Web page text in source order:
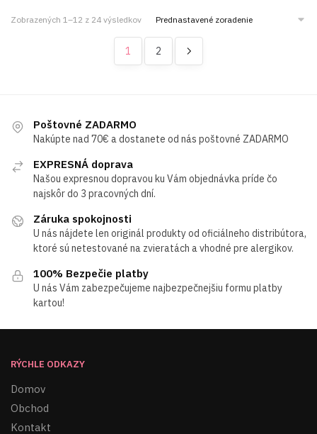
Zobrazených 1–12 z 24 výsledkov
1 2
Poštovné ZADARMO
Nakúpte nad 70€ a dostanete od nás poštovné ZADARMO
EXPRESNÁ doprava
Našou expresnou dopravou ku Vám objednávka príde čo
najskôr do 3 pracovných dní.
Záruka spokojnosti
U nás nájdete len originál produkty od oficiálneho distribútora,
ktoré sú netestované na zvieratách a vhodné pre alergikov.
100% Bezpečie platby
U nás Vám zabezpečujeme najbezpečnejšiu formu platby
kartou!
RÝCHLE ODKAZY
Domov
Obchod
Kontakt